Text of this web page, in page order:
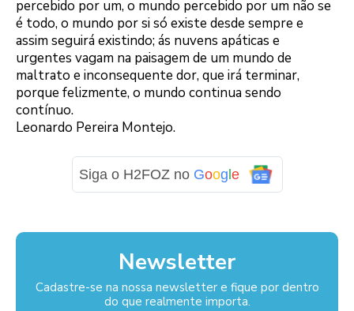
percebido por um, o mundo percebido por um não se
é todo, o mundo por si só existe desde sempre e
assim seguirá existindo; ás nuvens apáticas e
urgentes vagam na paisagem de um mundo de
maltrato e inconsequente dor, que irá terminar,
porque felizmente, o mundo continua sendo
contínuo.
Leonardo Pereira Montejo.
Siga o H2FOZ no Goog e
Newsletter
Cadastre-se na nossa newsletter e fique por dentro
do que realmente importa.